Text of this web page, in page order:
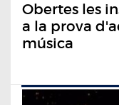
Obertes les
a la prova
música